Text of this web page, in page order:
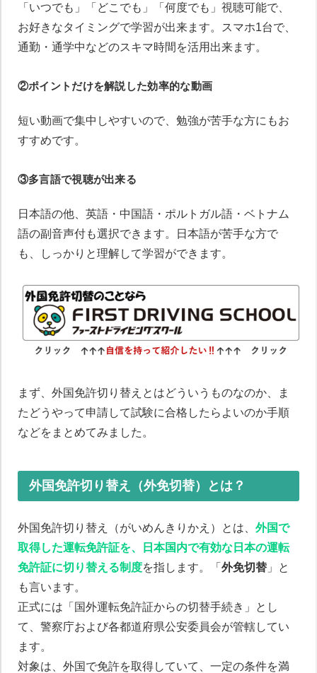
「いつでも」「どこでも」「何度でも」視聴可能で、
お好きなタイミングで学習が出来ます。スマホ1台で、
通勤・通学中などのスキマ時間を活用出来ます。
②ポイントだけを解説した効率的な動画
短い動画で集中しやすいので、勉強が苦手な方にもお
すすめです。
③多言語で視聴が出来る
日本語の他、英語・中国語・ポルトガル語・ベトナム
語の副音声付も選択できます。日本語が苦手な方で
も、しっかりと理解して学習ができます。
まず、外国免許切り替えとはどういうものなのか、ま
たどうやって申請して試験に合格したらよいのか手順
などをまとめてみました。
外国免許切り替え（外免切替）とは？
外国免許切り替え（がいめんきりかえ）とは、 外国で
取得した運転免許証を、日本国内で有効な日本の運転
免許証に切り替える制度を指します。「 外免切替」と
も言います。
正式には「国外運転免許証からの切替手続き」とし
て、警察庁および各都道府県公安委員会が管轄してい
ます。
対象は、外国で免許を取得していて、一定の条件を満